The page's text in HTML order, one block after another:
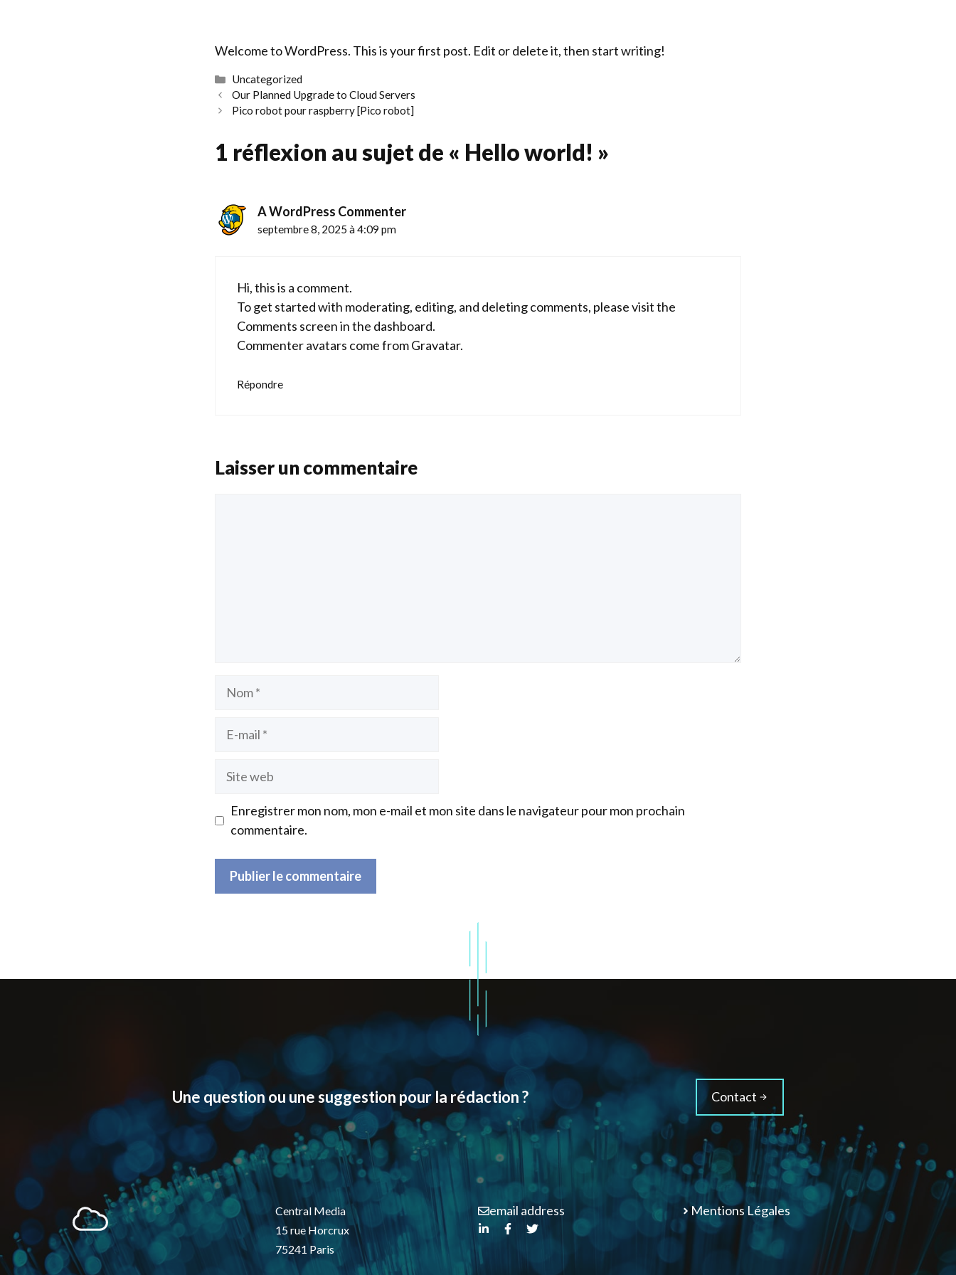
Welcome to WordPress. This is your first post. Edit or delete it, then start writing!
Catégories
Uncategorized
Our Planned Upgrade to Cloud Servers
Pico robot pour raspberry [Pico robot]
1 réflexion au sujet de « Hello world! »
A WordPress Commenter
septembre 8, 2025 à 4:09 pm
Hi, this is a comment.
To get started with moderating, editing, and deleting comments, please visit the
Comments screen in the dashboard.
Commenter avatars come fromGravatar.
Répondre
Laisser un commentaire
Enregistrer mon nom, mon e-mail et mon site dans le navigateur pour mon prochain
commentaire.
Une question ou une suggestion pour la rédaction ? Contact
Central Media
15 rue Horcrux
75241 Paris
email address Mentions Légales